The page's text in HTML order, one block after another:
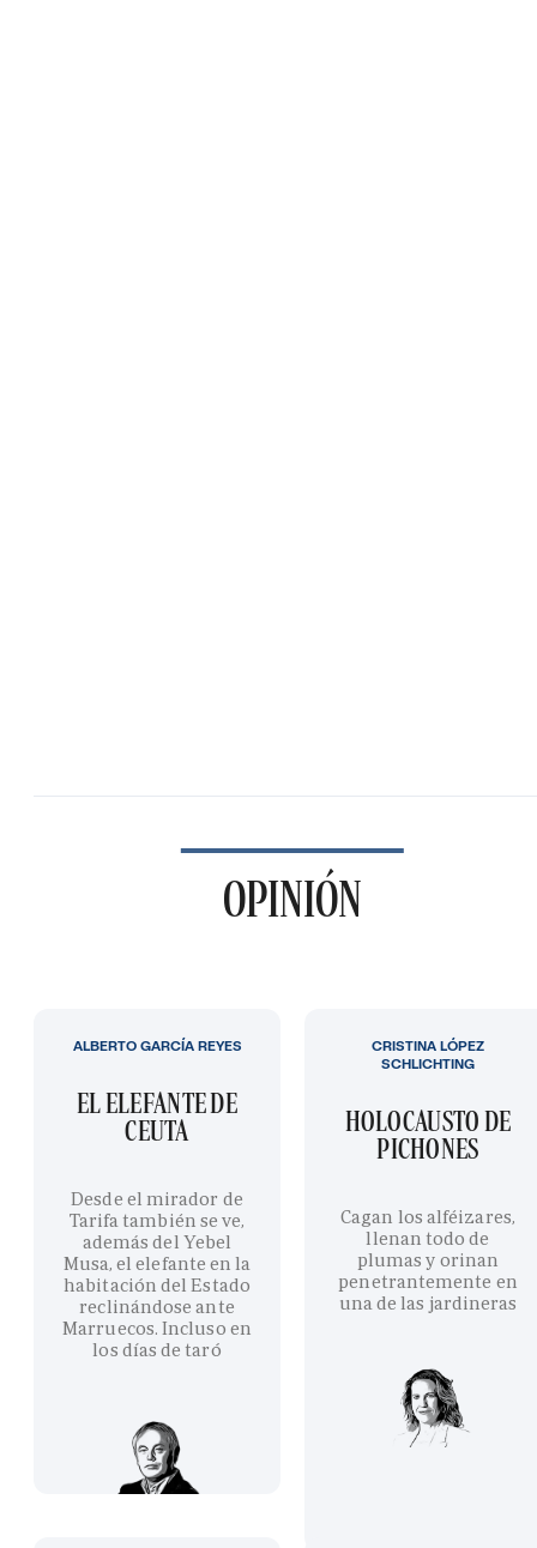
OPINIÓN
EL ELEFANTE DE
CEUTA
Desde el mirador de
Tarifa también se ve,
además del Yebel
Musa, el elefante en la
habitación del Estado
reclinándose ante
Marruecos. Incluso en
los días de taró
ALBERTO GARCÍA REYES
HOLOCAUSTO DE
PICHONES
Cagan los alféizares,
llenan todo de
plumas y orinan
penetrantemente en
una de las jardineras
CRISTINA LÓPEZ
SCHLICHTING